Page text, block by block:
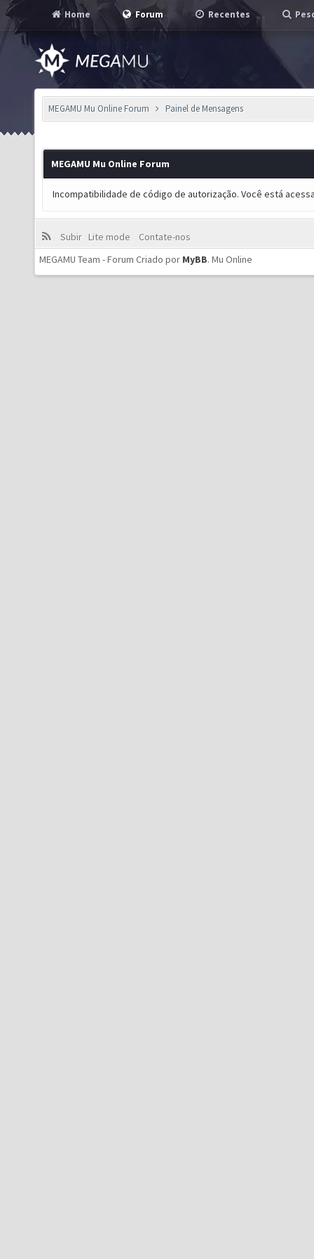
Home Forum Recentes
MEGAMU Mu Online Forum Painel de Mensagens
MEGAMU Mu Online Forum
Incompatibilidade de código de autorização. Você está
Subir Lite mode
Contate-nos
MEGAMU Team - Forum Criado por MyBB. Mu Online